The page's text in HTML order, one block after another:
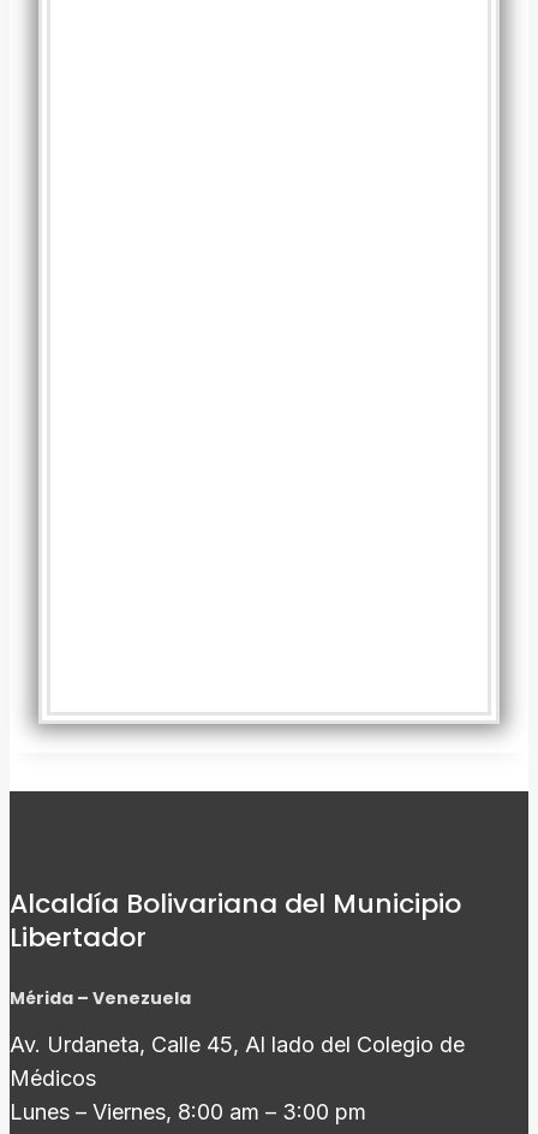
Alcaldía Bolivariana del Municipio
Libertador
Mérida – Venezuela
Av. Urdaneta, Calle 45, Al lado del Colegio de
Médicos
Lunes – Viernes, 8:00 am – 3:00 pm